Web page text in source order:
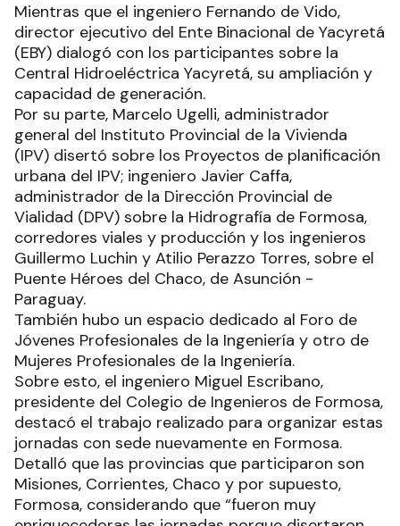
Mientras que el ingeniero Fernando de Vido,
director ejecutivo del Ente Binacional de Yacyretá
(EBY) dialogó con los participantes sobre la
Central Hidroeléctrica Yacyretá, su ampliación y
capacidad de generación.
Por su parte, Marcelo Ugelli, administrador
general del Instituto Provincial de la Vivienda
(IPV) disertó sobre los Proyectos de planificación
urbana del IPV; ingeniero Javier Caffa,
administrador de la Dirección Provincial de
Vialidad (DPV) sobre la Hidrografía de Formosa,
corredores viales y producción y los ingenieros
Guillermo Luchin y Atilio Perazzo Torres, sobre el
Puente Héroes del Chaco, de Asunción -
Paraguay.
También hubo un espacio dedicado al Foro de
Jóvenes Profesionales de la Ingeniería y otro de
Mujeres Profesionales de la Ingeniería.
Sobre esto, el ingeniero Miguel Escribano,
presidente del Colegio de Ingenieros de Formosa,
destacó el trabajo realizado para organizar estas
jornadas con sede nuevamente en Formosa.
Detalló que las provincias que participaron son
Misiones, Corrientes, Chaco y por supuesto,
Formosa, considerando que “fueron muy